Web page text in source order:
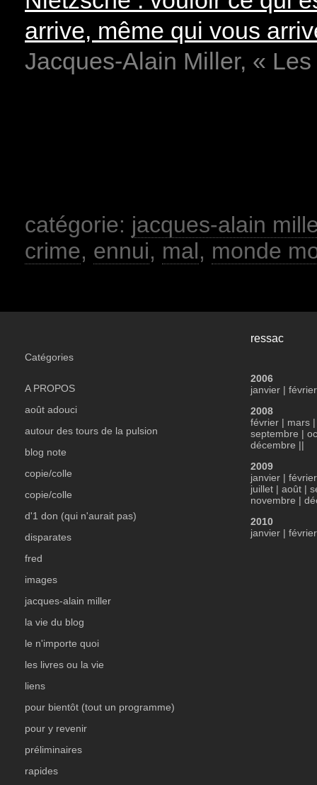
arrive, même qui vous
Jacques-Alain Miller, «
catégorie: jacques-alain
crime, ennui, mal, monde
Catégories
A PROPOS
août adouci
autour des tours de la pulsion
blog note
copie/colle
copie/colle
d'1 don (qui n'aurait pas)
disparates
fred
images
jacques-alain miller
la vie du blog
le n'importe quoi
les livres ou la vie
liens
pour bientôt (tout un programme)
pour y revenir
préliminaires
rapides
ressac
2006
janvier|
2008
février| mars
septembre |
décembre ||
2009
janvier| février
juillet| août|
novembre |
2010
janvier| février